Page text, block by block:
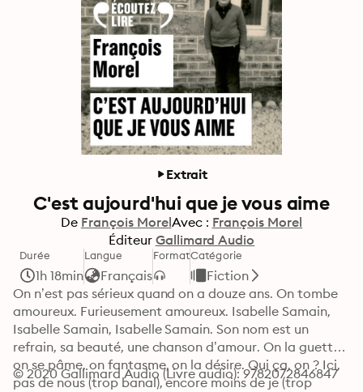
Extrait
C'est aujourd'hui que je vous aime
De François MorelAvec : François Morel
Éditeur Gallimard Audio
Durée
1h 18min
Langue
Français
FormatCatégorie
Fiction
On n’est pas sérieux quand on a douze ans. On tombe
amoureux. Furieusement amoureux. Isabelle Samain,
Isabelle Samain, Isabelle Samain. Son nom est un
refrain, sa beauté, une chanson d’amour. On la guette,
on se pâme, on fantasme, on la désire. Qui ça, on ? Ici,
pas de nous (trop banal), encore moins de je (trop
© 2020 Gallimard Audio (Livre audio): 9782072846847